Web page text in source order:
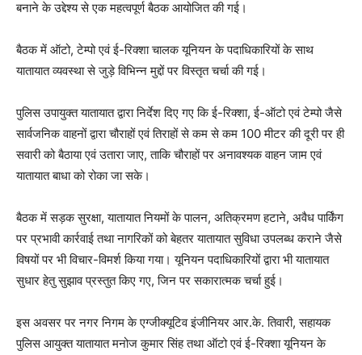
बनाने के उद्देश्य से एक महत्वपूर्ण बैठक आयोजित की गई।
बैठक में ऑटो, टेम्पो एवं ई-रिक्शा चालक यूनियन के पदाधिकारियों के साथ
यातायात व्यवस्था से जुड़े विभिन्न मुद्दों पर विस्तृत चर्चा की गई।
पुलिस उपायुक्त यातायात द्वारा निर्देश दिए गए कि ई-रिक्शा, ई-ऑटो एवं टेम्पो जैसे
सार्वजनिक वाहनों द्वारा चौराहों एवं तिराहों से कम से कम 100 मीटर की दूरी पर ही
सवारी को बैठाया एवं उतारा जाए, ताकि चौराहों पर अनावश्यक वाहन जाम एवं
यातायात बाधा को रोका जा सके।
बैठक में सड़क सुरक्षा, यातायात नियमों के पालन, अतिक्रमण हटाने, अवैध पार्किंग
पर प्रभावी कार्रवाई तथा नागरिकों को बेहतर यातायात सुविधा उपलब्ध कराने जैसे
विषयों पर भी विचार-विमर्श किया गया। यूनियन पदाधिकारियों द्वारा भी यातायात
सुधार हेतु सुझाव प्रस्तुत किए गए, जिन पर सकारात्मक चर्चा हुई।
इस अवसर पर नगर निगम के एग्जीक्यूटिव इंजीनियर आर.के. तिवारी, सहायक
पुलिस आयुक्त यातायात मनोज कुमार सिंह तथा ऑटो एवं ई-रिक्शा यूनियन के